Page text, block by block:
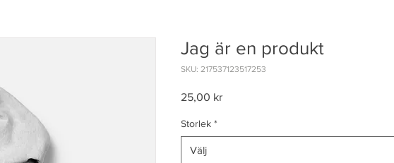
Jag är en produkt
SKU: 217537123517253
25,00 krPris
Storlek *
Välj